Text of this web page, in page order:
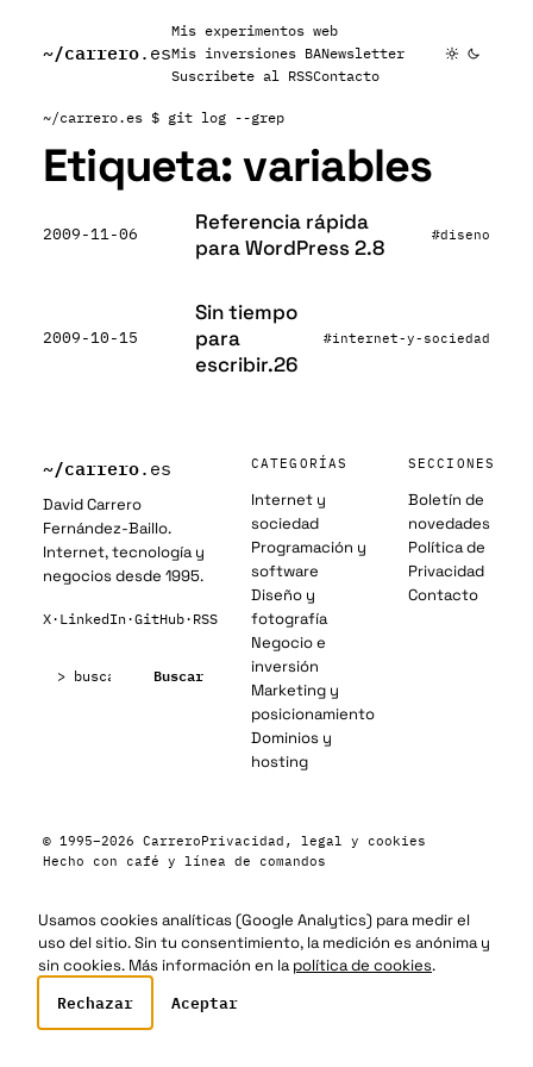
~/carrero.es
Mis experimentos web
Mis inversiones BANewsletter
Suscribete al RSSContacto
~/carrero.es $ git log --grep
Etiqueta:variables
2009-11-06
Referencia rápida
para WordPress 2.8
#diseno
2009-10-15
Sin tiempo
para
escribir.26
#internet-y-sociedad
~/carrero.es
David Carrero
Fernández-Baillo.
Internet, tecnología y
negocios desde 1995.
X· LinkedIn·GitHub· RSS
Buscar
CATEGORÍAS
Internet y
sociedad
Programación y
software
Diseño y
fotografía
Negocio e
inversión
Marketing y
posicionamiento
Dominios y
hosting
SECCIONES
Boletín de
novedades
Política de
Privacidad
Contacto
© 1995–2026 CarreroPrivacidad, legal y cookies
Hecho con café y línea de comandos
Usamos cookies analíticas (Google Analytics) para medir el
uso del sitio. Sin tu consentimiento, la medición es anónima y
sin cookies. Más información en lapolítica de cookies.
Rechazar Aceptar